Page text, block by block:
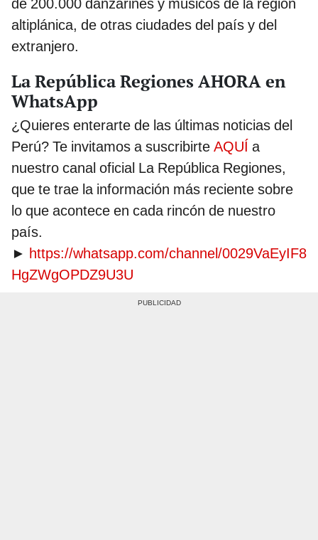
altiplánica, de otras ciudades del país y del
extranjero.
La República Regiones AHORA en
WhatsApp
¿Quieres enterarte de las últimas noticias del
Perú? Te invitamos a suscribirte AQUÍ a
nuestro canal oficial La República Regiones,
que te trae la información más reciente sobre
lo que acontece en cada rincón de nuestro
país.
► https://whatsapp.com/channel/0029VaEyIF8
HgZWgOPDZ9U3U